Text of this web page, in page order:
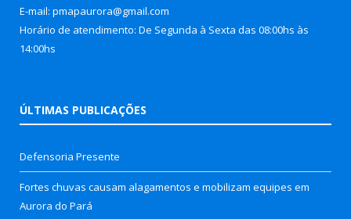
E-mail: pmapaurora@gmail.com
Horário de atendimento: De Segunda à Sexta das 08:00hs às
14:00hs
ÚLTIMAS PUBLICAÇÕES
Defensoria Presente
Fortes chuvas causam alagamentos e mobilizam equipes em
Aurora do Pará